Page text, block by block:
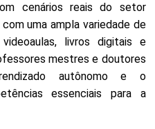
cenários reais do setor
uma ampla variedade de
livros digitais e
mestres e doutores
autônomo e o
essenciais para a